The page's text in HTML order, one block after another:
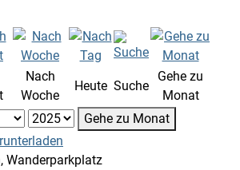
Nach
Woche
Heute Suche
Gehe zu
Monat
Gehe zu Monat
Wanderparkplatz